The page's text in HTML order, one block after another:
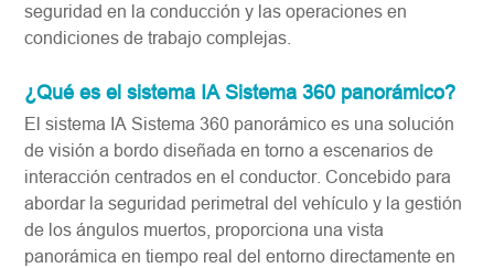
seguridad en la conducción y las operaciones en
condiciones de trabajo complejas.
¿Qué es el sistema IA Sistema 360 panorámico?
El sistema IA Sistema 360 panorámico es una solución
de visión a bordo diseñada en torno a escenarios de
interacción centrados en el conductor. Concebido para
abordar la seguridad perimetral del vehículo y la gestión
de los ángulos muertos, proporciona una vista
panorámica en tiempo real del entorno directamente en